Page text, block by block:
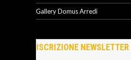
Gallery Domus Arredi
ISCRIZIONE NEWSLETTER